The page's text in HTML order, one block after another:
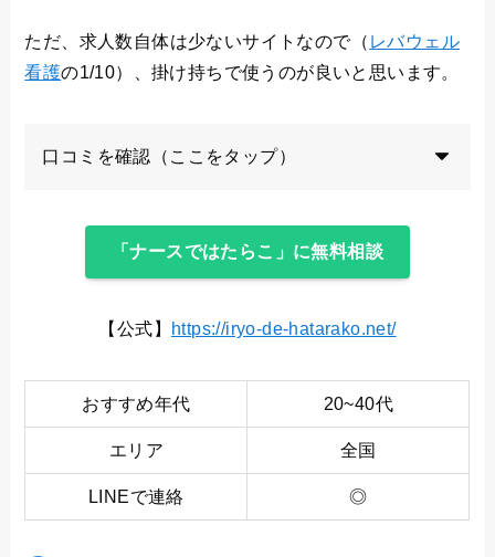
ただ、求人数自体は少ないサイトなので（ レバウェル
看護の1/10）、掛け持ちで使うのが良いと思います。
口コミを確認（ここをタップ）
「ナースではたらこ」に無料相談
【公式】 https://iryo-de-hatarako.net/
おすすめ年代 20~40代
エリア 全国
LINEで連絡 ◎